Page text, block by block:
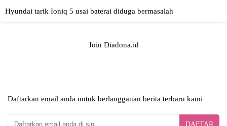
Join Diadona.id
Daftarkan email anda untuk berlangganan berita terbaru kami
DAFTAR